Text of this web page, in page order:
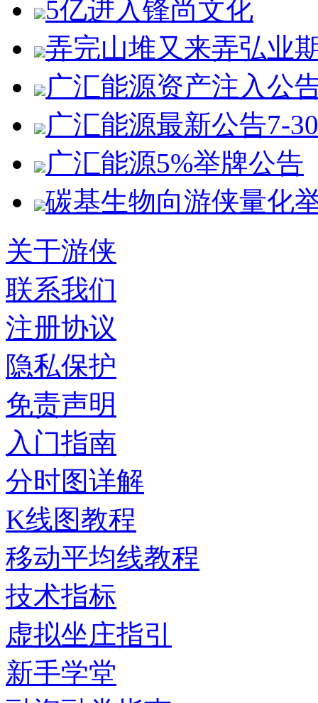
5亿进入锋尚文化
弄完山堆又来弄弘业
广汇能源资产注入公
广汇能源最新公告7-30
广汇能源5%举牌公告
碳基生物向游侠量化
关于游侠
联系我们
注册协议
隐私保护
免责声明
入门指南
分时图详解
K线图教程
移动平均线教程
技术指标
虚拟坐庄指引
新手学堂